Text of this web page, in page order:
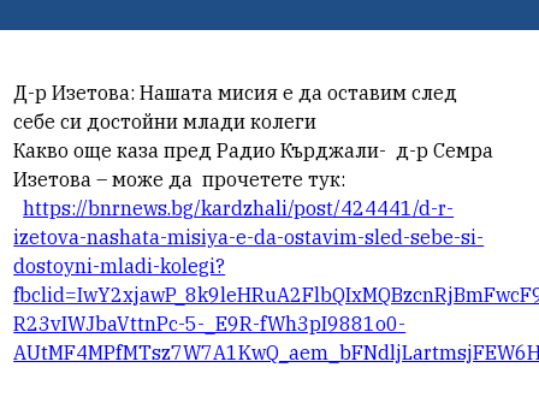
Д-р Изетова: Нашата мисия е да оставим след
себе си достойни млади колеги
Какво още каза пред Радио Кърджали-д-р Семра
Изетова – може да прочетете тук:
https://bnrnews.bg/kardzhali/post/424441/d-r-
izetova-nashata-misiya-e-da-ostavim-sled-sebe-si-
dostoyni-mladi-kolegi?
R23vIWJbaVttnPc-5-_E9R-fWh3pI9881o0-